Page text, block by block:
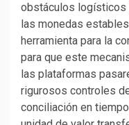
obstáculos logísticos
las monedas
herramienta para la
para que este
las plataformas
rigurosos controles
conciliación en